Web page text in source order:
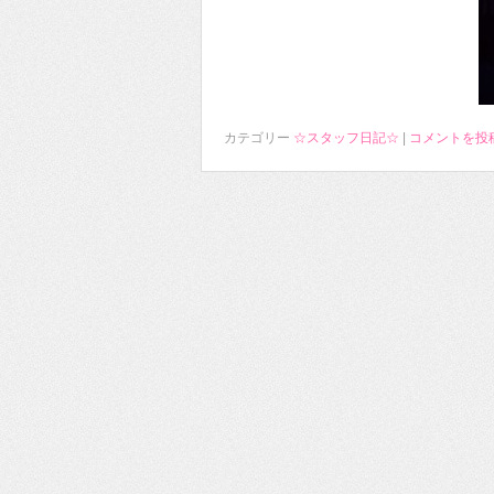
カテゴリー ☆スタッフ日記☆ コメントを投